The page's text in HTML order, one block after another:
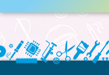
Offene